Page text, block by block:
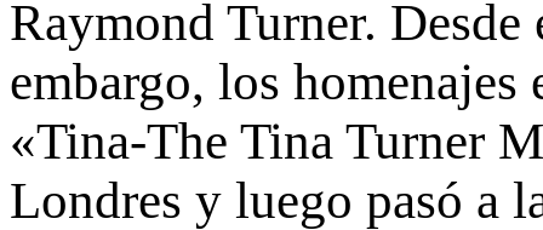
Raymond Turner.
embargo, los
«Tina-The Tina Turner
Londres y luego pasó a